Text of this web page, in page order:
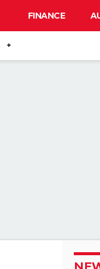
FINANCE
+